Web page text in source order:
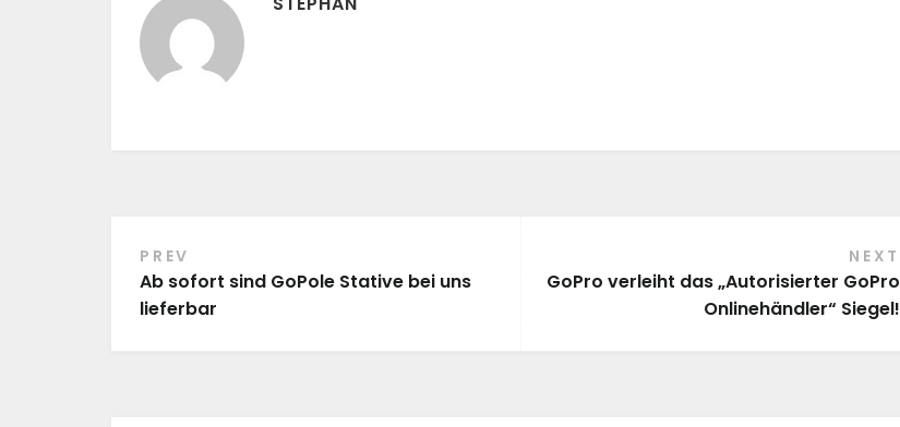
Beitragsnavigation
PREV
Ab sofort sind GoPole Stative bei uns
lieferbar
NEXT
GoPro verleiht das „Autorisierter GoPro
Onlinehändler“ Siegel!